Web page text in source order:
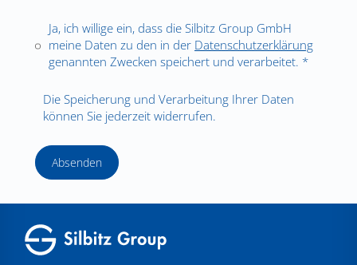
Ja, ich willige ein, dass die Silbitz Group GmbH
meine Daten zu den in der Datenschutzerklärung
genannten Zwecken speichert und verarbeitet. *
Die Speicherung und Verarbeitung Ihrer Daten
können Sie jederzeit widerrufen.
Absenden